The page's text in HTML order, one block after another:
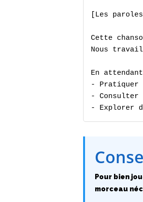
[Les
Cette
Nous
En
- Pratiquer
- Consulter
- Explorer
Pour bien
morceau